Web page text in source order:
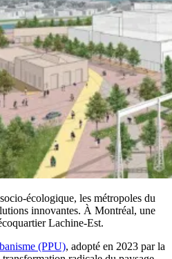
écologique, les métropoles du
innovantes. À Montréal, une
Lachine-Est.
(PPU), adopté en 2023 par la